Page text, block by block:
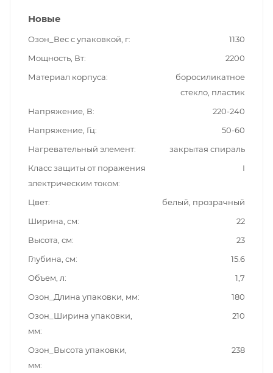
Новые
Озон_Вес с упаковкой, г
1130
Мощность, Вт
2200
Материал корпуса
боросиликатное
стекло, пластик
Напряжение, В
220-240
Напряжение, Гц
50-60
Нагревательный элемент
закрытая спираль
Класс защиты от поражения
электрическим током
I
Цвет
белый, прозрачный
Ширина, см
22
Высота, см
23
Глубина, см
15.6
Объем, л
1,7
Озон_Длина упаковки, мм
180
Озон_Ширина упаковки,
мм
210
Озон_Высота упаковки,
мм
238